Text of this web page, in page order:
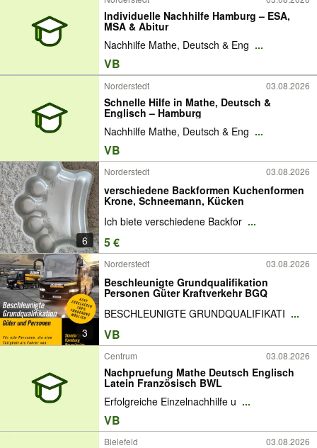
Individuelle Nachhilfe Hamburg – ESA,
MSA & Abitur
Nachhilfe Mathe, Deutsch & Eng ...
VB
Norderstedt 03.08.2026
Schnelle Hilfe in Mathe, Deutsch &
Englisch – Hamburg
Nachhilfe Mathe, Deutsch & Eng ...
VB
6
Norderstedt 03.08.2026
verschiedene Backformen Kuchenformen
Krone, Schneemann, Kücken
Ich biete verschiedene Backfor ...
5 €
3
Norderstedt 03.08.2026
Beschleunigte Grundqualifikation
Personen Güter Kraftverkehr BGQ
BESCHLEUNIGTE GRUNDQUALIFIKATI ...
VB
Centrum 03.08.2026
Nachpruefung Mathe Deutsch Englisch
Latein Französisch BWL
Erfolgreiche Einzelnachhilfe u ...
VB
Bielefeld 03.08.2026